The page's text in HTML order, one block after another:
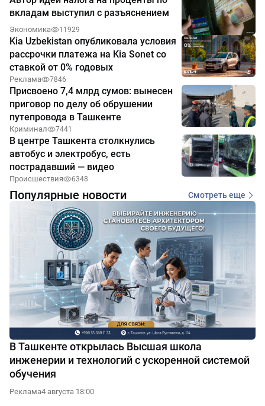
вкладам выступил с разъяснением
Экономика 11929
Kia Uzbekistan опубликовала условия
рассрочки платежа на Kia Sonet со
ставкой от 0% годовых
Реклама 7846
Присвоено 7,4 млрд сумов: вынесен
приговор по делу об обрушении
путепровода в Ташкенте
Криминал 7441
В центре Ташкента столкнулись
автобус и электробус, есть
пострадавший — видео
Происшествия 6348
Популярные новости Смотреть еще
В Ташкенте открылась Высшая школа
инженерии и технологий с ускоренной системой
обучения
Реклама4 августа 18:00